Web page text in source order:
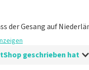
der Gesang auf
geschrieben hat